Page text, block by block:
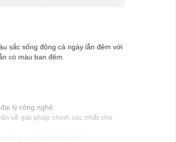
sắc sống động cả ngày lẫn đêm với
có màu ban đêm.
lý công nghệ:
về giải pháp chính xác nhất cho